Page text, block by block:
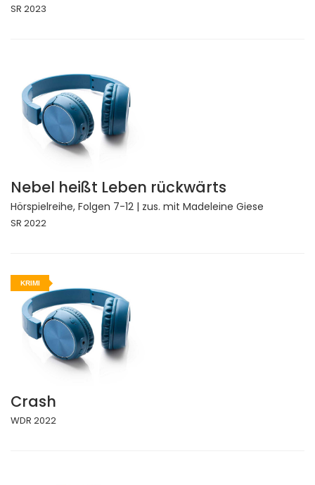
SR 2023
Nebel heißt Leben rückwärts
Hörspielreihe, Folgen 7-12 | zus. mit Madeleine Giese
SR 2022
KRIMI
Crash
WDR 2022